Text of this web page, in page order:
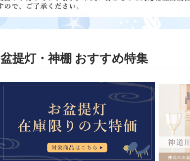
盆提灯・神棚 おすすめ特集